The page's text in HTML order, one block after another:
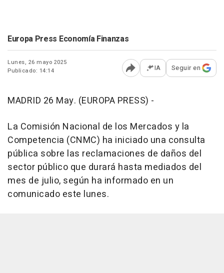
Europa Press Economía Finanzas
Lunes, 26 mayo 2025
Publicado: 14:14
Abrir opciones para
IA Seguir en
MADRID 26 May. (EUROPA PRESS) -
La Comisión Nacional de los Mercados y la
Competencia (CNMC) ha iniciado una consulta
pública sobre las reclamaciones de daños del
sector público que durará hasta mediados del
mes de julio, según ha informado en un
comunicado este lunes.